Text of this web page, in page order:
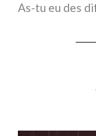
As-tu eu des